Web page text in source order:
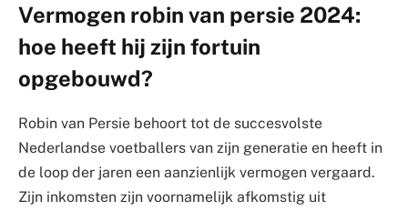
Vermogen robin van persie 2024:
hoe heeft hij zijn fortuin
opgebouwd?
Robin van Persie behoort tot de succesvolste
Nederlandse voetballers van zijn generatie en heeft in
de loop der jaren een aanzienlijk vermogen vergaard.
Zijn inkomsten zijn voornamelijk afkomstig uit